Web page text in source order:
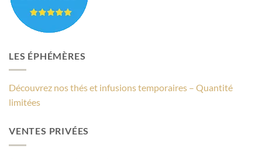
LES ÉPHÉMÈRES
Découvrez nos thés et infusions temporaires – Quantité
limitées
VENTES PRIVÉES